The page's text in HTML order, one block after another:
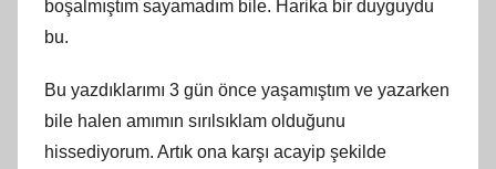
boşalmıştım sayamadım bile. Harika bir duyguydu
bu.
Bu yazdıklarımı 3 gün önce yaşamıştım ve yazarken
bile halen amımın sırılsıklam olduğunu
hissediyorum. Artık ona karşı acayip şekilde